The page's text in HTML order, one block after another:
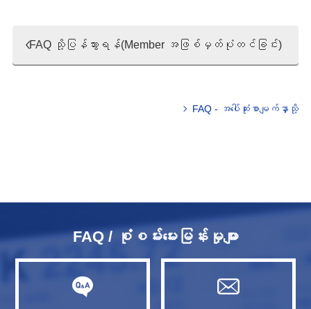
FAQ သို့ပြန်သွားရန်(Member အဖြစ်မှတ်ပုံတင်ခြင်း)
FAQ - အပေါ်ဆုံးစာမျက်နှာသို့
FAQ / စုံစမ်းမေးမြန်းမှုများ